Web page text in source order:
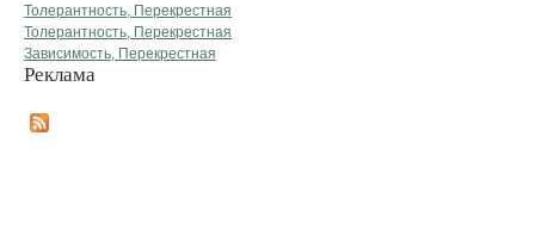
Толерантность, Перекрестная
Толерантность, Перекрестная
Зависимость, Перекрестная
Реклама